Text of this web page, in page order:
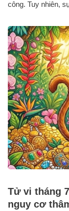
công. Tuy nhiên,
Tử vi tháng
nguy cơ